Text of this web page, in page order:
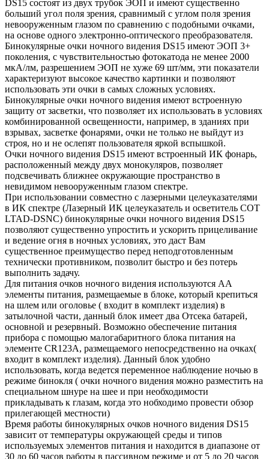
DS15 состоят из двух трубок ЭОП и имеют существенно
больший угол поля зрения, сравнимый с углом поля зрения
невооруженным глазом по сравнению с подобными очками,
на основе одного электронно-оптического преобразователя.
Бинокулярные очки ночного видения DS15 имеют ЭОП 3+
поколения, с чувствительностью фотокатода не менее 2000
мкА/лм, разрешением ЭОП не хуже 69 шт/мм, эти показатели
характеризуют высокое качество картинки и позволяют
использовать эти очки в самых сложных условиях.
Бинокулярные очки ночного видения имеют встроенную
защиту от засветки, что позволяет их использовать в условиях
комбинированной освещенности, например, в зданиях при
взрывах, засветке фонарями, очки не только не выйдут из
строя, но и не ослепят пользователя яркой вспышкой.
Очки ночного видения DS15 имеют встроенный ИК фонарь,
расположенный между двух монокуляров, позволяет
подсвечивать ближнее окружающие пространство в
невидимом невооруженным глазом спектре.
При использовании совместно с лазерными целеуказателями
в ИК спектре (Лазерный ИК целеуказатель и осветитель СОТ
LTAD-DSNC) бинокулярные очки ночного видения DS15
позволяют существенно упростить и ускорить прицеливание
и ведение огня в ночных условиях, это даст Вам
существенное преимущество перед неподготовленным
технически противником, позволит быстро и без потерь
выполнить задачу.
Для питания очков ночного видения используются АА
элементы питания, размещаемые в блоке, который крепиться
на шлем или оголовье ( входит в комплект изделия) в
затылочной части, данный блок имеет два Отсека батарей,
основной и резервный. Возможно обеспечение питания
прибора с помощью малогабаритного блока питания на
элементе CR123A, размещаемого непосредственно на очках(
входит в комплект изделия). Данный блок удобно
использовать, когда ведется переменное наблюдение ночью в
режиме бинокля ( очки ночного видения можно разместить на
специальном шнуре на шее и при необходимости
прикладывать к глазам, когда это нобходимо провести обзор
прилегающей местности)
Время работы бинокулярных очков ночного видения DS15
зависит от температуры окружающей среды и типов
используемых элементов питания и находится в диапазоне от
30 до 60 часов работы в пассивном режиме и от 5 до 20 часов